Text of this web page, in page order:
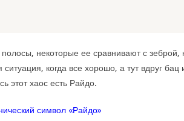
некоторые ее сравнивают с зеброй,
когда все хорошо, а тут вдруг бац
этот хаос есть Райдо.